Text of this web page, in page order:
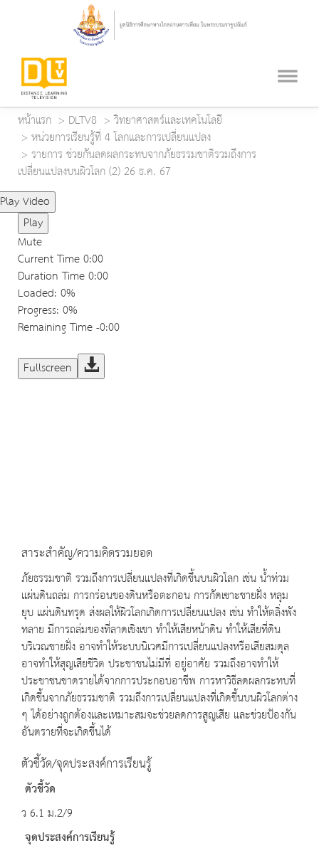
หน้าแรก DLTV8
วิทยาศาสตร์และเทคโนโลยี
หน่วยการเรียนรู้ที่ 4 โลกและการเปลี่ยนแปลง
รายการ ช่วยกันลดผลกระทบจากภัยธรรมชาติรวมถึงการ
เปลี่ยนแปลงบนผิวโลก (2) 26 ธ.ค. 67
Play Video
Play
Mute
Current Time0:00
Duration Time0:00
Loaded: 0%
Progress: 0%
Remaining Time-0:00
Fullscreen
สาระสำคัญ/ความคิดรวมยอด
ภัยธรรมชาติ รวมถึงการเปลี่ยนแปลงที่เกิดขึ้นบนผิวโลก เช่น น้ำท่วม
แผ่นดินถล่ม การกร่อนของดินหรือตะกอน การกัดเซาะชายฝั่ง หลุม
ยุบ แผ่นดินทรุด ส่งผลให้ผิวโลกเกิดการเปลี่ยนแปลง เช่น ทำให้ตลิ่งพัง
ทลาย มีการถล่มของที่ลาดเชิงเขา ทำให้เสียหน้าดิน ทำให้เสียที่ดิน
บริเวณชายฝั่ง อาจทำให้ระบบนิเวศมีการเปลี่ยนแปลงหรือเสียสมดุล
อาจทำให้สุญเสียชีวิต ประชาชนไม่มีที่ อยู่อาศัย รวมถึงอาจทำให้
ประชาชนขาดรายได้จากการประกอบอาชีพ การหาวิธีลดผลกระทบที่
เกิดขึ้นจากภัยธรรมชาติ รวมถึงการเปลี่ยนแปลงที่เกิดขึ้นบนผิวโลกต่าง
ๆ ได้อย่างถูกต้องและเหมาะสมจะช่วยลดการสูญเสีย และช่วยป้องกัน
อันตรายที่จะเกิดขึ้นได้
ตัวชี้วัด/จุดประสงค์การเรียนรู้
ตัวชี้วัด
ว 6.1 ม.2/9
จุดประสงค์การเรียนรู้